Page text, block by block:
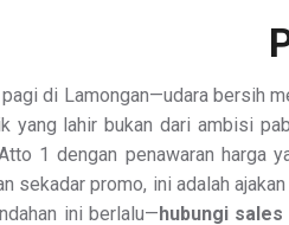
di Lamongan—udara bersih
yang lahir bukan dari ambisi
1 dengan penawaran harga
sekadar promo, ini adalah
ini berlalu—hubungi